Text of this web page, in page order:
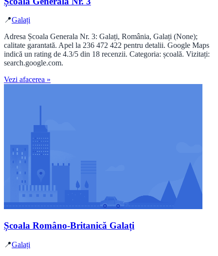
📍Galați
Adresa Școala Generala Nr. 3: Galați, România, Galați (None);
calitate garantată. Apel la 236 472 422 pentru detalii. Google Maps
indică un rating de 4.3/5 din 18 recenzii. Categoria: școală. Vizitați:
search.google.com.
Vezi afacerea »
Școala Româno-Britanică Galați
📍Galați